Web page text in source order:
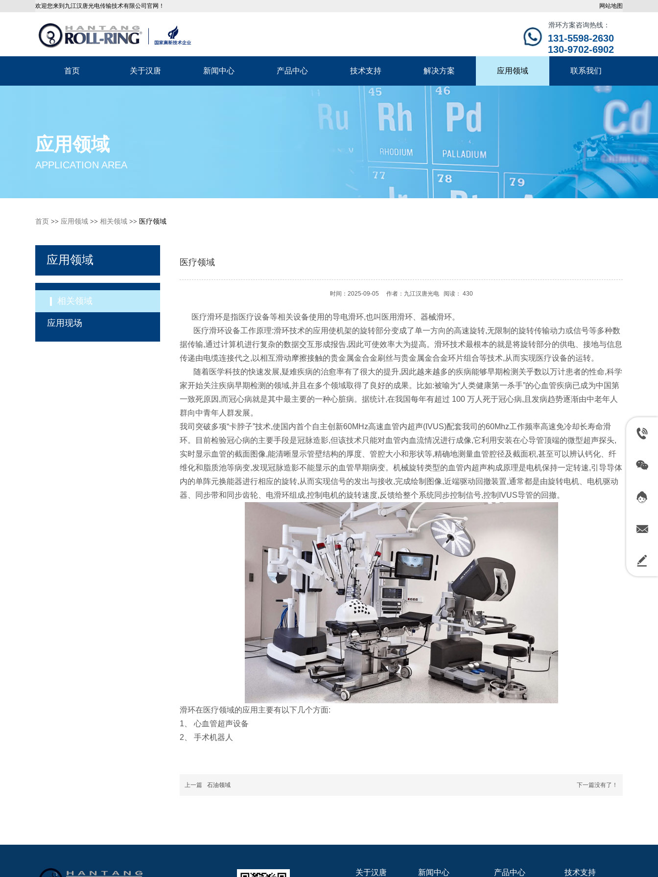
131-5598-2630
130-9702-6902
滑环方案咨询热线：
欢迎您来到九江汉唐光电传输技术有限公司官网！ 网站地图
首页 关于汉唐 新闻中心 产品中心 技术支持 解决方案 应用领域 联系我们
应用领域
APPLICATION AREA
首页 >> 应用领域 >> 相关领域 >> 医疗领域
应用领域
相关领域
应用现场
医疗领域
时间：2025-09-05 作者：九江汉唐光电 阅读： 430
医疗滑环是指医疗设备等相关设备使用的导电滑环,也叫医用滑环、器械滑环。
医疗滑环设备工作原理:滑环技术的应用使机架的旋转部分变成了单一方向的高速旋转,无限制的旋转传输动力或信号等多种数
据传输,通过计算机进行复杂的数据交互形成报告,因此可使效率大为提高。滑环技术最根本的就是将旋转部分的供电、接地与信息
传递由电缆连接代之,以相互滑动摩擦接触的贵金属金合金刷丝与贵金属金合金环片组合等技术,从而实现医疗设备的运转。
随着医学科技的快速发展,疑难疾病的治愈率有了很大的提升,因此越来越多的疾病能够早期检测关乎数以万计患者的性命,科学
家开始关注疾病早期检测的领域,并且在多个领域取得了良好的成果。比如:被喻为“人类健康第一杀手”的心血管疾病已成为中国第
一致死原因,而冠心病就是其中最主要的一种心脏病。据统计,在我国每年有超过 100 万人死于冠心病,且发病趋势逐渐由中老年人
群向中青年人群发展。
我司突破多项“卡脖子”技术,使国内首个自主创新60MHz高速血管内超声(IVUS)配套我司的60Mhz工作频率高速免冷却长寿命滑
环。目前检验冠心病的主要手段是冠脉造影,但该技术只能对血管内血流情况进行成像,它利用安装在心导管顶端的微型超声探头,
实时显示血管的截面图像,能清晰显示管壁结构的厚度、管腔大小和形状等,精确地测量血管腔径及截面积,甚至可以辨认钙化、纤
维化和脂质池等病变,发现冠脉造影不能显示的血管早期病变。机械旋转类型的血管内超声构成原理是电机保持一定转速,引导导体
内的单阵元换能器进行相应的旋转,从而实现信号的发出与接收,完成绘制图像,近端驱动回撤装置,通常都是由旋转电机、电机驱动
器、同步带和同步齿轮、电滑环组成,控制电机的旋转速度,反馈给整个系统同步控制信号,控制IVUS导管的回撤。
滑环在医疗领域的应用主要有以下几个方面:
1、 心血管超声设备
2、 手术机器人
上一篇 石油领域 下一篇没有了！
关于汉唐 新闻中心 产品中心 技术支持